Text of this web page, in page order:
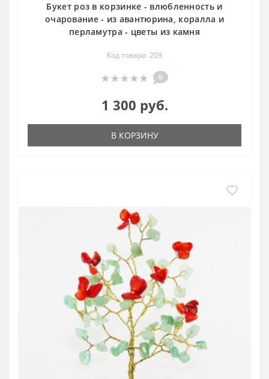
Букет роз в корзинке - влюбленность и
очарование - из авантюрина, коралла и
перламутра - цветы из камня
Код товара: 209
0
1 300 руб.
В КОРЗИНУ